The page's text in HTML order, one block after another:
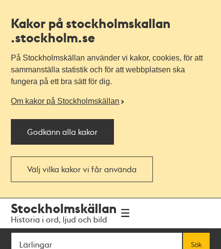
Kakor på stockholmskallan
.stockholm.se
På Stockholmskällan använder vi kakor, cookies, för att
sammanställa statistik och för att webbplatsen ska
fungera på ett bra sätt för dig.
Om kakor på Stockholmskällan
Godkänn alla kakor
Välj vilka kakor vi får använda
navigationen
huvudinnehållet
Stockholmskällan
Historia i ord, ljud och bild
Sök
Sök